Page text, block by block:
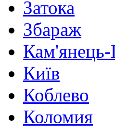
Затока
Збараж
Кам'янець-
Київ
Коблево
Коломия